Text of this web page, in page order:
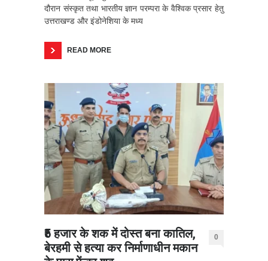
दौरान संस्कृत तथा भारतीय ज्ञान परम्परा के वैश्विक प्रसार हेतु
उत्तराखण्ड और इंडोनेशिया के मध्य
READ MORE
₹5 हजार के शक में दोस्त बना कातिल,
बेरहमी से हत्या कर निर्माणाधीन मकान
0